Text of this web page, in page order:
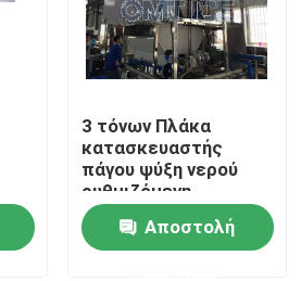
3 τόνων Πλάκα
κατασκευαστής
πάγου ψύξη νερού
ρυθμιζόμενη
ταχύτητα λειτουργία
ασφάλειαςΑποστολή